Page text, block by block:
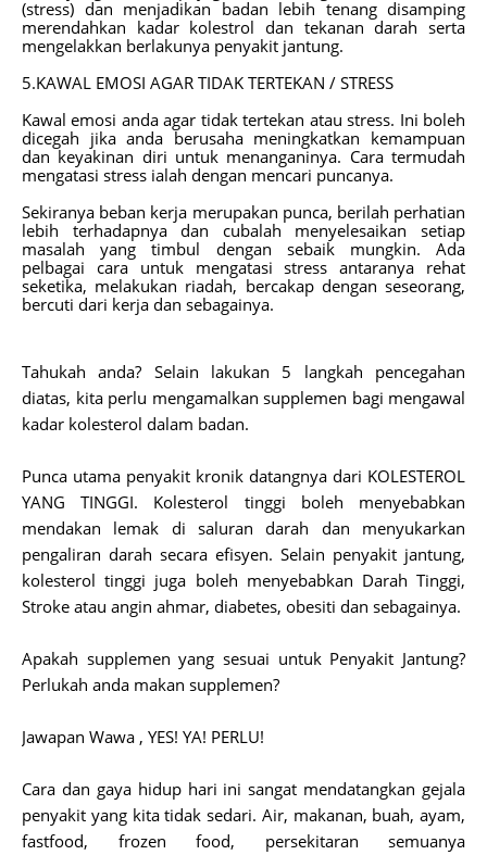
(stress) dan menjadikan badan lebih tenang disamping
merendahkan kadar kolestrol dan tekanan darah serta
mengelakkan berlakunya penyakit jantung.
5.KAWAL EMOSI AGAR TIDAK TERTEKAN / STRESS
Kawal emosi anda agar tidak tertekan atau stress. Ini boleh
dicegah jika anda berusaha meningkatkan kemampuan
dan keyakinan diri untuk menanganinya. Cara termudah
mengatasi stress ialah dengan mencari puncanya.
Sekiranya beban kerja merupakan punca, berilah perhatian
lebih terhadapnya dan cubalah menyelesaikan setiap
masalah yang timbul dengan sebaik mungkin. Ada
pelbagai cara untuk mengatasi stress antaranya rehat
seketika, melakukan riadah, bercakap dengan seseorang,
bercuti dari kerja dan sebagainya.
Tahukah anda? Selain lakukan 5 langkah pencegahan
diatas, kita perlu mengamalkan supplemen bagi mengawal
kadar kolesterol dalam badan.
Punca utama penyakit kronik datangnya dari KOLESTEROL
YANG TINGGI. Kolesterol tinggi boleh menyebabkan
mendakan lemak di saluran darah dan menyukarkan
pengaliran darah secara efisyen. Selain penyakit jantung,
kolesterol tinggi juga boleh menyebabkan Darah Tinggi,
Stroke atau angin ahmar, diabetes, obesiti dan sebagainya.
Apakah supplemen yang sesuai untuk Penyakit Jantung?
Perlukah anda makan supplemen?
Jawapan Wawa , YES! YA! PERLU!
Cara dan gaya hidup hari ini sangat mendatangkan gejala
penyakit yang kita tidak sedari. Air, makanan, buah, ayam,
fastfood, frozen food, persekitaran semuanya